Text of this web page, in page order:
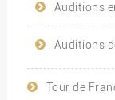
Auditions
Auditions
Tour de